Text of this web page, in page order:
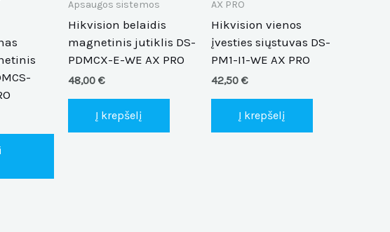
options
may
chosen
product
Apsaugos sistemos
Hikvision belaidis
magnetinis jutiklis DS-
PDMCX-E-WE AX PRO
48,00€
Į krepšelį
AX PRO
Hikvision vienos
įvesties siųstuvas DS-
PM1-I1-WE AX PRO
42,50 €
Į krepšelį